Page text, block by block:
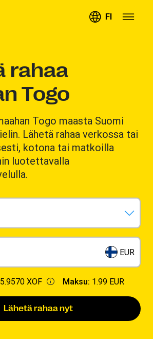
FI
rahaa
Togo
Togo maasta Suomi
Lähetä rahaa verkossa tai
kotona tai matkoilla
luotettavalla
EUR
XOF Maksu: 1.99 EUR
Lähetä rahaa nyt